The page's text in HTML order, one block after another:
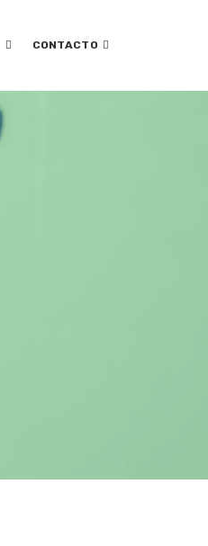
CONTACTO